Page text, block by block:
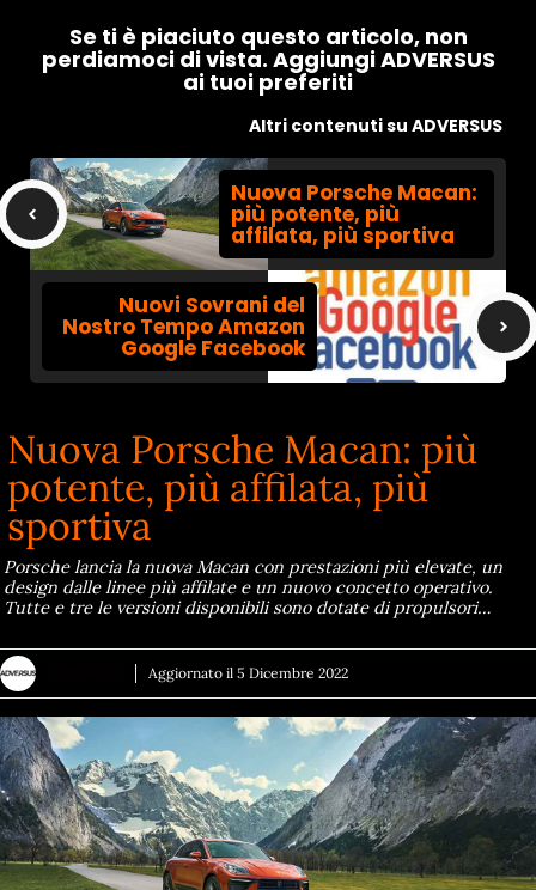
Se ti è piaciuto questo articolo, non
perdiamoci di vista. Aggiungi ADVERSUS
ai tuoi preferiti
Altri contenuti su ADVERSUS
Nuova Porsche Macan:
più potente, più
affilata, più sportiva
Nuovi Sovrani del
Nostro Tempo Amazon
Google Facebook
Nuova Porsche Macan: più
potente, più affilata, più
sportiva
Porsche lancia la nuova Macan con prestazioni più elevate, un
design dalle linee più affilate e un nuovo concetto operativo.
Tutte e tre le versioni disponibili sono dotate di propulsori…
Aggiornato il 5 Dicembre 2022